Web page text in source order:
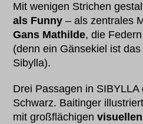
Mit wenigen Strichen
als Funny – als zentrales
Gans Mathilde, die
(denn ein Gänsekiel ist
Sibylla).
Drei Passagen in
Schwarz. Baitinger
mit großflächigen